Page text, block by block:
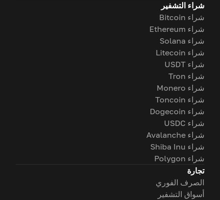
شراء التشفير
شراء Bitcoin
شراء Ethereum
شراء Solana
شراء Litecoin
شراء USDT
شراء Tron
شراء Monero
شراء Toncoin
شراء Dogecoin
شراء USDC
شراء Avalanche
شراء Shiba Inu
شراء Polygon
تجارة
الصرف الفوري
أسواق التشفير